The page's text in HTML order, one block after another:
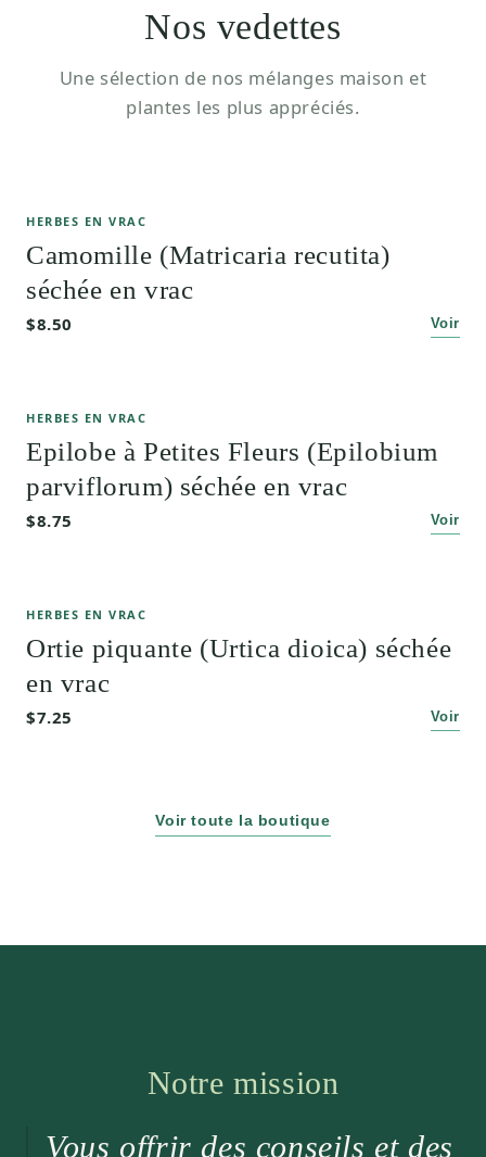
Nos vedettes
Une sélection de nos mélanges maison et
plantes les plus appréciés.
HERBES EN VRAC
Camomille (Matricaria recutita)
séchée en vrac
$8.50 Voir
HERBES EN VRAC
Epilobe à Petites Fleurs (Epilobium
parviflorum) séchée en vrac
$8.75 Voir
HERBES EN VRAC
Ortie piquante (Urtica dioica) séchée
en vrac
$7.25 Voir
Voir toute la boutique
Notre mission
Vous offrir des conseils et des